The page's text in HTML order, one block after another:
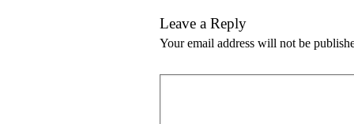
Leave a Reply
Your email address will not be